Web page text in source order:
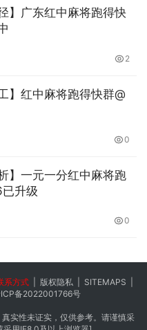
】广东红中麻将跑得快
2
】红中麻将跑得快群@
0
】一元一分红中麻将跑
升级
0
系方式| 版权隐私| SITEMAPS
备2022001766号
实性未证实，仅供参考。请谨慎采